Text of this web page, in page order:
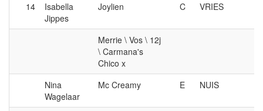
14
Isabella
Jippes
Joylien C VRIES
Merrie \ Vos \ 12j
\ Carmana's
Chico x
Nina
Wagelaar
Mc Creamy E NUIS